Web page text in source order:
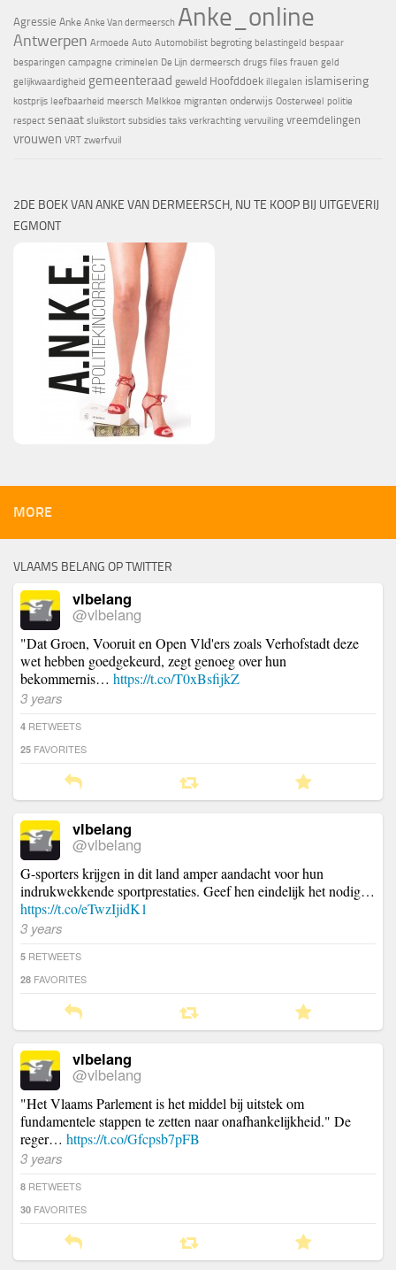
Agressie Anke Anke Van dermeersch Anke_online
Antwerpen Armoede Auto Automobilist begroting belastingeld bespaar
besparingen campagne criminelen De Lijn dermeersch drugs files frauen geld
gelijkwaardigheid gemeenteraad geweld Hoofddoek illegalen islamisering
kostprijs leefbaarheid meersch Melkkoe migranten onderwijs Oosterweel politie
respect senaat sluikstort subsidies taks verkrachting vervuiling vreemdelingen
vrouwen VRT zwerfvuil
2DE BOEK VAN ANKE VAN DERMEERSCH, NU TE KOOP BIJ UITGEVERIJ
EGMONT
MORE
VLAAMS BELANG OP TWITTER
vlbelang
@vlbelang
"Dat Groen, Vooruit en Open Vld'ers zoals Verhofstadt deze
wet hebben goedgekeurd, zegt genoeg over hun
bekommernis… https://t.co/T0xBsfijkZ
3 years
4 RETWEETS
25 FAVORITES
vlbelang
@vlbelang
G-sporters krijgen in dit land amper aandacht voor hun
indrukwekkende sportprestaties. Geef hen eindelijk het nodig…
https://t.co/eTwzIjidK1
3 years
5 RETWEETS
28 FAVORITES
vlbelang
@vlbelang
"Het Vlaams Parlement is het middel bij uitstek om
fundamentele stappen te zetten naar onafhankelijkheid." De
reger… https://t.co/Gfcpsb7pFB
3 years
8 RETWEETS
30 FAVORITES